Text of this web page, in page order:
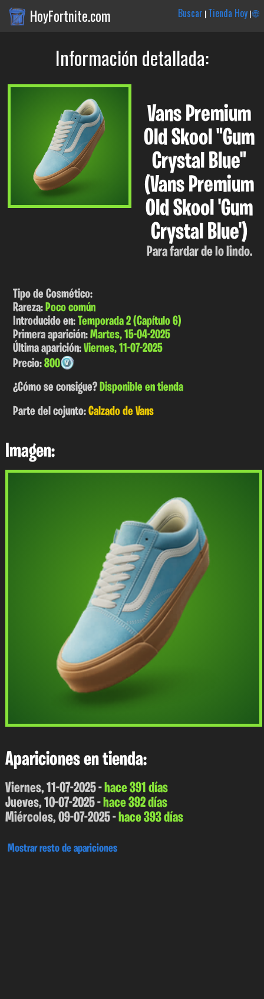
HoyFortnite.com Buscar |Tienda Hoy|🌐
Información detallada:
Vans Premium
Old Skool "Gum
Crystal Blue"
(Vans Premium
Old Skool 'Gum
Crystal Blue')
Para fardar de lo lindo.
Tipo de Cosmético:
Rareza:Poco común
Introducido en:Temporada 2 (Capítulo 6)
Primera aparición:Martes, 15-04-2025
Última aparición:Viernes, 11-07-2025
Precio:800
¿Cómo se consigue?Disponible en tienda
Parte del cojunto:Calzado de Vans
Imagen:
Apariciones en tienda:
Viernes, 11-07-2025 -hace 391 días
Jueves, 10-07-2025 -hace 392 días
Miércoles, 09-07-2025 -hace 393 días
Mostrar resto de apariciones